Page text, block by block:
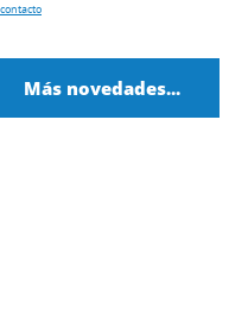
contacto
Más novedades...